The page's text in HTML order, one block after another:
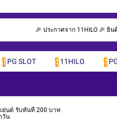
🎉 ประกาศจาก 11HILO 🎉
PG SLOT 11HILO